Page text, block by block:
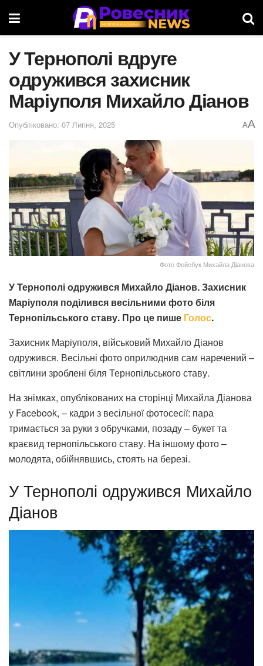
У Тернополі вдруге
одружився захисник
Маріуполя Михайло Діанов
Опубліковано: 07 Липня, 2025 AA
Фото Фейсбук Михайла Діанова
У Тернополі одружився Михайло Діанов. Захисник
Маріуполя поділився весільними фото біля
Тернопільського ставу. Про це пише Голос.
Захисник Маріуполя, військовий Михайло Діанов
одружився. Весільні фото оприлюднив сам наречений –
світлини зроблені біля Тернопільського ставу.
На знімках, опублікованих на сторінці Михайла Діанова
у Facebook, – кадри з весільної фотосесії: пара
тримається за руки з обручками, позаду – букет та
краєвид тернопільського ставу. На іншому фото –
молодята, обійнявшись, стоять на березі.
У Тернополі одружився Михайло
Діанов